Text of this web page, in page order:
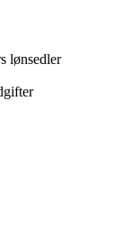
lønsedler